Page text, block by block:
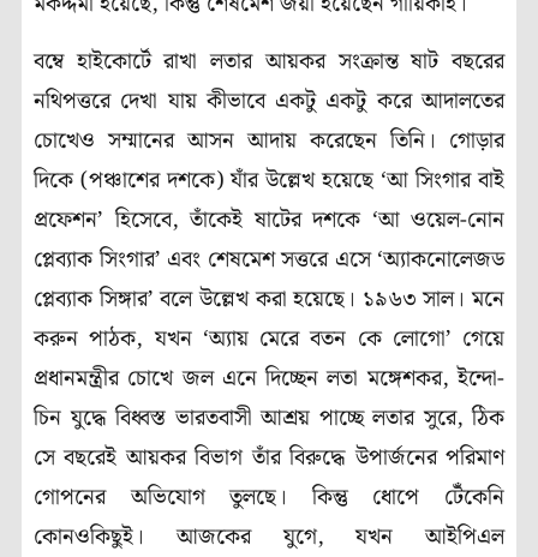
বম্বে হাইকোর্টে রাখা লতার আয়কর সংক্রান্ত ষাট বছরের
নথিপত্তরে দেখা যায় কীভাবে একটু একটু করে আদালতের
চোখেও সম্মানের আসন আদায় করেছেন তিনি। গোড়ার
দিকে (পঞ্চাশের দশকে) যাঁর উল্লেখ হয়েছে ‘আ সিংগার বাই
প্রফেশন’ হিসেবে, তাঁকেই ষাটের দশকে ‘আ ওয়েল-নোন
প্লেব্যাক সিংগার’ এবং শেষমেশ সত্তরে এসে ‘অ্যাকনোলেজড
প্লেব্যাক সিঙ্গার’ বলে উল্লেখ করা হয়েছে। ১৯৬৩ সাল। মনে
করুন পাঠক, যখন ‘অ্যায় মেরে বতন কে লোগো’ গেয়ে
প্রধানমন্ত্রীর চোখে জল এনে দিচ্ছেন লতা মঙ্গেশকর, ইন্দো-
চিন যুদ্ধে বিধ্বস্ত ভারতবাসী আশ্রয় পাচ্ছে লতার সুরে, ঠিক
সে বছরেই আয়কর বিভাগ তাঁর বিরুদ্ধে উপার্জনের পরিমাণ
গোপনের অভিযোগ তুলছে। কিন্তু ধোপে টেঁকেনি
কোনওকিছুই। আজকের যুগে, যখন আইপিএল